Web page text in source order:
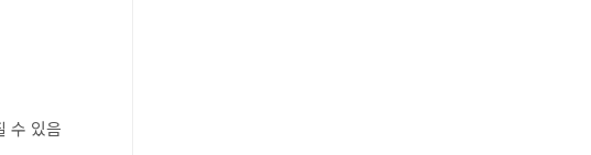
수 있음